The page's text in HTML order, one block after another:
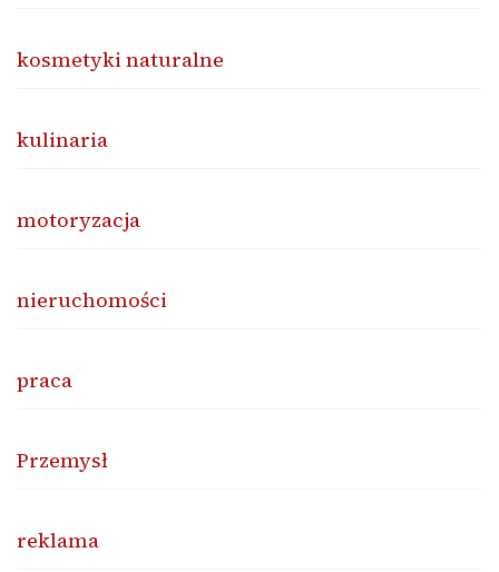
kosmetyki naturalne
kulinaria
motoryzacja
nieruchomości
praca
Przemysł
reklama